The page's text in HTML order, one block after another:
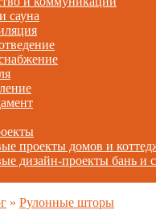
сауна
проекты домов и
дизайн-проекты бань и
» Рулонные шторы